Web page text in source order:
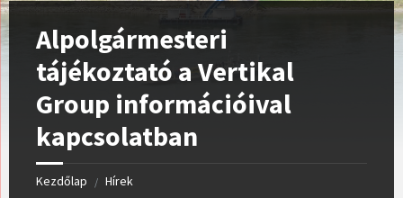
Alpolgármesteri
tájékoztató a Vertikal
Group információival
kapcsolatban
Kezdőlap / Hírek